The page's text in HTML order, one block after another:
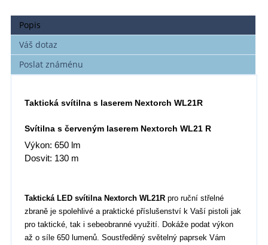
Popis
Váš dotaz
Poslat známénu
Taktická svítilna s laserem Nextorch WL21R
Svítilna s červeným laserem Nextorch WL21 R
Výkon: 650 lm
Dosvit: 130 m
Taktická LED svítilna Nextorch WL21R pro ruční střelné
zbraně je spolehlivé a praktické příslušenství k Vaší pistoli jak
pro taktické, tak i sebeobranné využití. Dokáže podat výkon
až o síle 650 lumenů. Soustředěný světelný paprsek Vám